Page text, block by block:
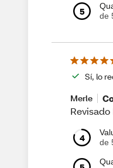
5
de
Sí, lo
Merle
4
de